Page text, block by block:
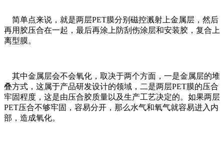
简单点来说，就是两层PET膜分别磁控溅射上金属层，然后
再用胶压合在一起，最后再涂上防刮伤涂层和安装胶，复合上
离型膜。
其中金属层会不会氧化，取决于两个方面，一是金属层的堆
叠方式，这属于产品研发设计的领域，二是两层PET膜的压合
牢固程度，这是由压合胶质量以及生产工艺决定的。如果两层
PET压合不够牢固，容易分开，那么水气和氧气就容易进入内
部，造成氧化。